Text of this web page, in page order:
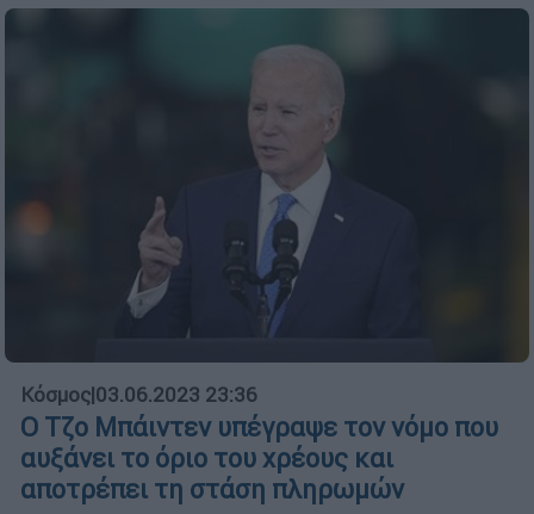
Κόσμος|03.06.2023 23:36
Ο Τζο Μπάιντεν υπέγραψε τον νόμο που
αυξάνει το όριο του χρέους και
αποτρέπει τη στάση πληρωμών